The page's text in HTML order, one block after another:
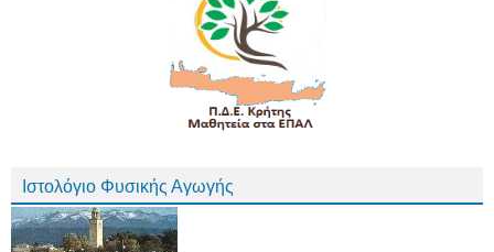
Ιστολόγιο Φυσικής Αγωγής